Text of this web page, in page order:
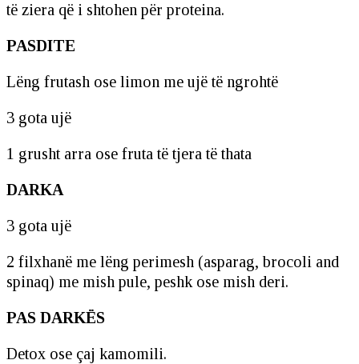
të ziera që i shtohen për proteina.
PASDITE
Lëng frutash ose limon me ujë të ngrohtë
3 gota ujë
1 grusht arra ose fruta të tjera të thata
DARKA
3 gota ujë
2 filxhanë me lëng perimesh (asparag, brocoli and
spinaq) me mish pule, peshk ose mish deri.
PAS DARKËS
Detox ose çaj kamomili.